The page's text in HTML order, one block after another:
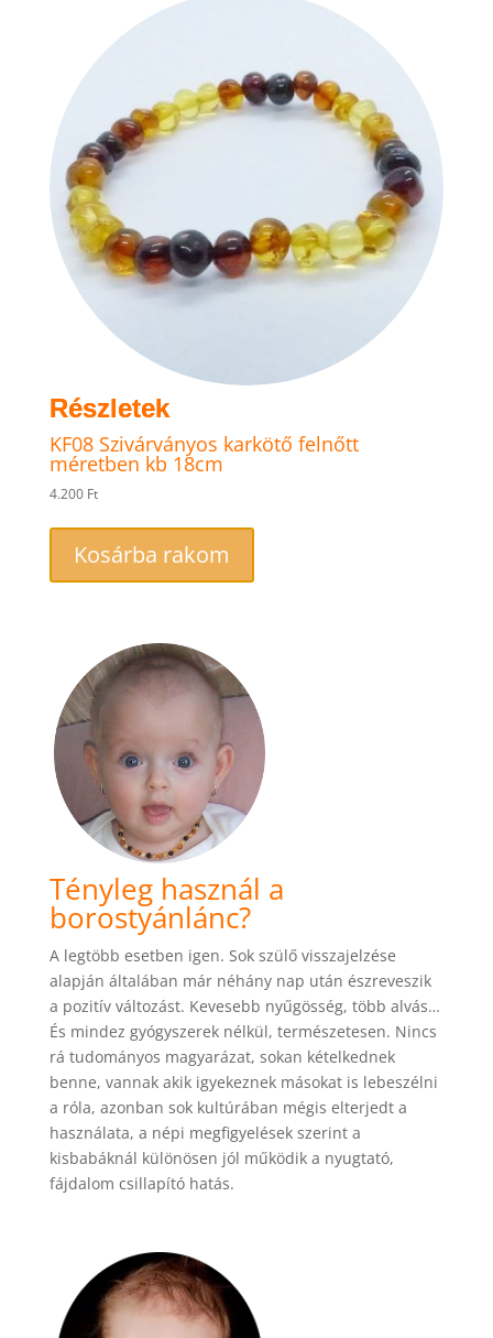
KF08 Szivárványos karkötő felnőtt
méretben kb 18cm
4.200 Ft
Kosárba rakom
Tényleg használ a
borostyánlánc?
A legtöbb esetben igen. Sok szülő visszajelzése
alapján általában már néhány nap után észreveszik
a pozitív változást. Kevesebb nyűgösség, több alvás…
És mindez gyógyszerek nélkül, természetesen. Nincs
rá tudományos magyarázat, sokan kételkednek
benne, vannak akik igyekeznek másokat is lebeszélni
a róla, azonban sok kultúrában mégis elterjedt a
használata, a népi megfigyelések szerint a
kisbabáknál különösen jól működik a nyugtató,
fájdalom csillapító hatás.